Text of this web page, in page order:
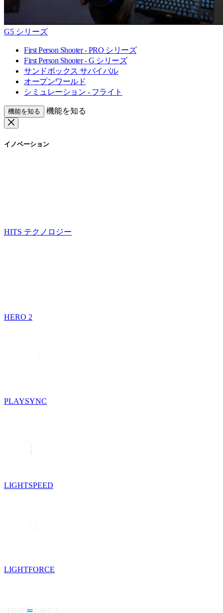
G5 シリーズ
First Person Shooter - PRO シリーズ
First Person Shooter - G シリーズ
サンドボックス サバイバル
オープンワールド
シミュレーション - フライト
機能を知る 機能を知る
イノベーション
HITS テクノロジー
HERO 2
PLAYSYNC
LIGHTSPEED
LIGHTFORCE